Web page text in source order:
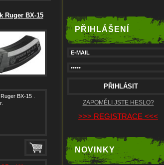
Ruger BX-15
BX-15 .
PŘIHLÁŠENÍ
ZAPOMĚLI JSTE HESLO?
>>> REGISTRACE <<<
NOVINKY